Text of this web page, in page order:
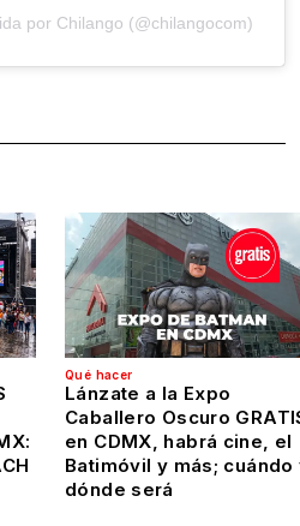
por Chilango (@chilangocom)
Qué hacer
Lánzate a la Expo
Caballero Oscuro
en CDMX, habrá cine, el
Batimóvil y más; cuándo
dónde será